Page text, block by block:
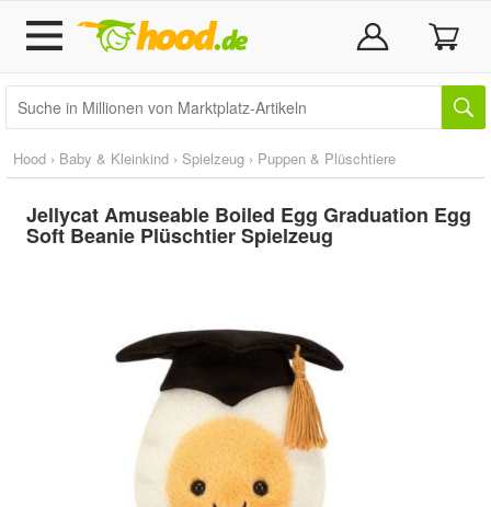
Hood › Baby & Kleinkind › Spielzeug › Puppen & Plüschtiere
Jellycat Amuseable Boiled Egg Graduation Egg
Soft Beanie Plüschtier Spielzeug